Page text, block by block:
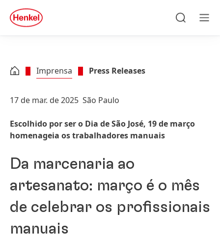
Skip to footer
quick
search
Imprensa Press Releases
17 de mar. de 2025 São Paulo
Escolhido por ser o Dia de São José, 19 de março
homenageia os trabalhadores manuais
Da marcenaria ao
artesanato: março é o mês
de celebrar os profissionais
manuais